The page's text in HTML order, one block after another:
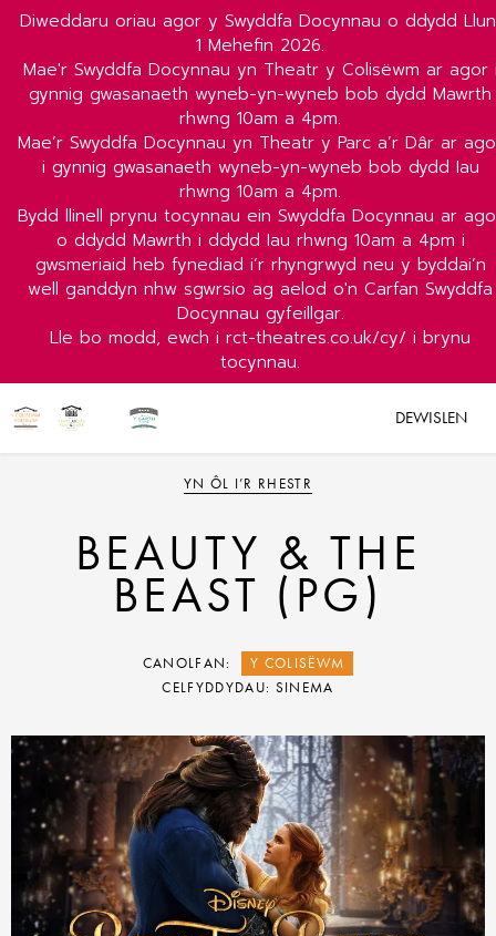
Diweddaru oriau agor y Swyddfa Docynnau o ddydd
1 Mehefin 2026.
Mae'r Swyddfa Docynnau yn Theatr y Colisëwm ar agor
gynnig gwasanaeth wyneb-yn-wyneb bob dydd Mawrth
rhwng 10am a 4pm.
Mae’r Swyddfa Docynnau yn Theatr y Parc a’r Dâr ar
i gynnig gwasanaeth wyneb-yn-wyneb bob dydd Iau
rhwng 10am a 4pm.
Bydd llinell prynu tocynnau ein Swyddfa Docynnau ar
o ddydd Mawrth i ddydd Iau rhwng 10am a 4pm i
gwsmeriaid heb fynediad i’r rhyngrwyd neu y byddai’n
well ganddyn nhw sgwrsio ag aelod o'n Carfan Swyddfa
Docynnau gyfeillgar.
Lle bo modd, ewch i rct-theatres.co.uk/cy/ i brynu
tocynnau.
DEWISLEN
YN ÔL I’R RHESTR
BEAUTY & THE
BEAST (PG)
CANOLFAN:
Y COLISËWM
CELFYDDYDAU: SINEMA